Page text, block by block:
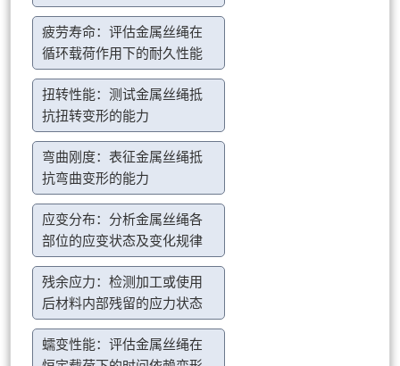
疲劳寿命：评估金属丝绳在
循环载荷作用下的耐久性能
扭转性能：测试金属丝绳抵
抗扭转变形的能力
弯曲刚度：表征金属丝绳抵
抗弯曲变形的能力
应变分布：分析金属丝绳各
部位的应变状态及变化规律
残余应力：检测加工或使用
后材料内部残留的应力状态
蠕变性能：评估金属丝绳在